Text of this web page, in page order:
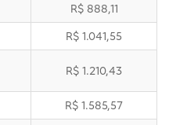
R$ 888,11
R$ 1.041,55
R$ 1.210,43
R$ 1.585,57